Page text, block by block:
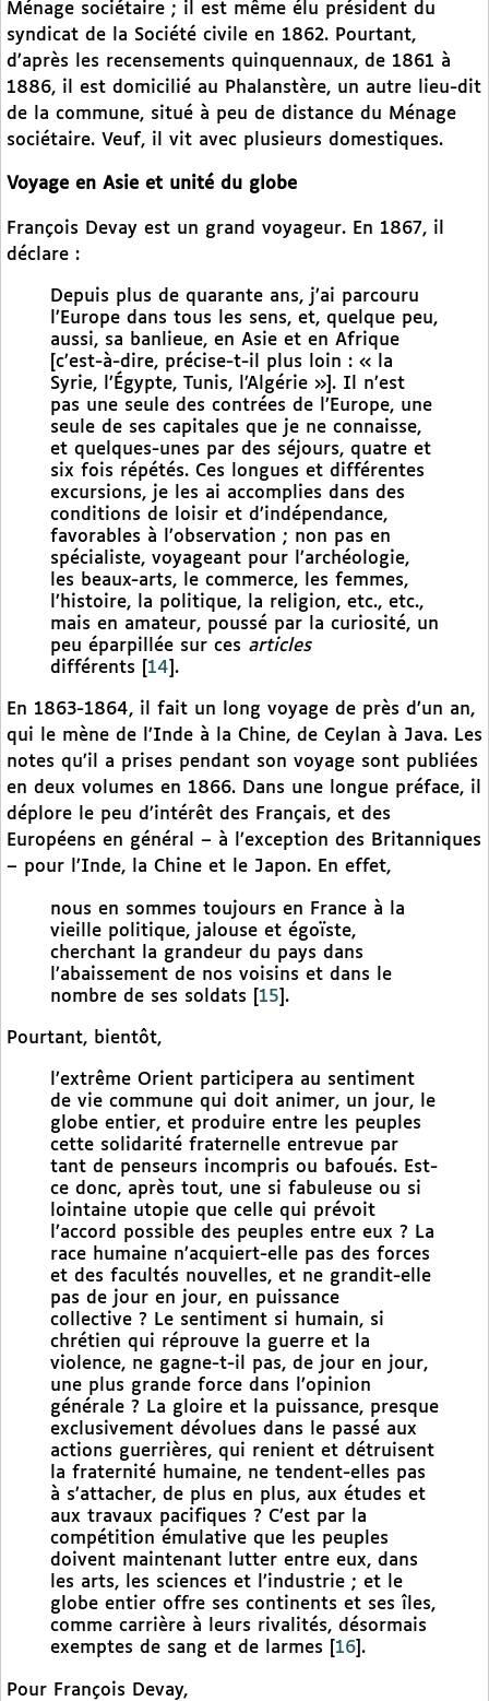
Ménage sociétaire ; il est même élu président du
syndicat de la Société civile en 1862. Pourtant,
d’après les recensements quinquennaux, de 1861 à
1886, il est domicilié au Phalanstère, un autre lieu-dit
de la commune, situé à peu de distance du Ménage
sociétaire. Veuf, il vit avec plusieurs domestiques.
Voyage en Asie et unité du globe
François Devay est un grand voyageur. En 1867, il
déclare :
Depuis plus de quarante ans, j’ai parcouru
l’Europe dans tous les sens, et, quelque peu,
aussi, sa banlieue, en Asie et en Afrique
[c’est-à-dire, précise-t-il plus loin : « la
Syrie, l’Égypte, Tunis, l’Algérie »]. Il n’est
pas une seule des contrées de l’Europe, une
seule de ses capitales que je ne connaisse,
et quelques-unes par des séjours, quatre et
six fois répétés. Ces longues et différentes
excursions, je les ai accomplies dans des
conditions de loisir et d’indépendance,
favorables à l’observation ; non pas en
spécialiste, voyageant pour l’archéologie,
les beaux-arts, le commerce, les femmes,
l’histoire, la politique, la religion, etc., etc.,
mais en amateur, poussé par la curiosité, un
peu éparpillée sur ces articles
différents
14 .
En 1863-1864, il fait un long voyage de près d’un an,
qui le mène de l’Inde à la Chine, de Ceylan à Java. Les
notes qu’il a prises pendant son voyage sont publiées
en deux volumes en 1866. Dans une longue préface, il
déplore le peu d’intérêt des Français, et des
Européens en général – à l’exception des Britanniques
– pour l’Inde, la Chine et le Japon. En effet,
nous en sommes toujours en France à la
vieille politique, jalouse et égoïste,
cherchant la grandeur du pays dans
l’abaissement de nos voisins et dans le
nombre de ses soldats
15 .
Pourtant, bientôt,
l’extrême Orient participera au sentiment
de vie commune qui doit animer, un jour, le
globe entier, et produire entre les peuples
cette solidarité fraternelle entrevue par
tant de penseurs incompris ou bafoués. Est-
ce donc, après tout, une si fabuleuse ou si
lointaine utopie que celle qui prévoit
l’accord possible des peuples entre eux ? La
race humaine n’acquiert-elle pas des forces
et des facultés nouvelles, et ne grandit-elle
pas de jour en jour, en puissance
collective ? Le sentiment si humain, si
chrétien qui réprouve la guerre et la
violence, ne gagne-t-il pas, de jour en jour,
une plus grande force dans l’opinion
générale ? La gloire et la puissance, presque
exclusivement dévolues dans le passé aux
actions guerrières, qui renient et détruisent
la fraternité humaine, ne tendent-elles pas
à s’attacher, de plus en plus, aux études et
aux travaux pacifiques ? C’est par la
compétition émulative que les peuples
doivent maintenant lutter entre eux, dans
les arts, les sciences et l’industrie ; et le
globe entier offre ses continents et ses îles,
comme carrière à leurs rivalités, désormais
exemptes de sang et de larmes
16 .
Pour François Devay,